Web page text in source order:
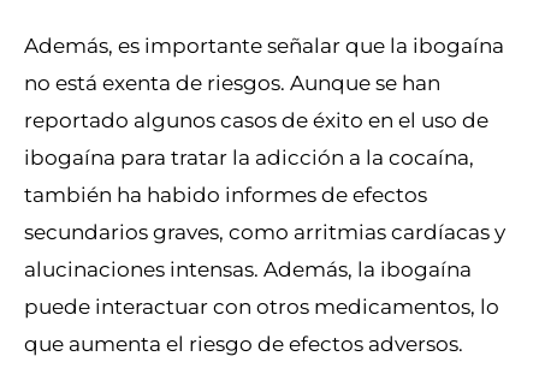
Además, es importante señalar que la ibogaína
no está exenta de riesgos. Aunque se han
reportado algunos casos de éxito en el uso de
ibogaína para tratar la adicción a la cocaína,
también ha habido informes de efectos
secundarios graves, como arritmias cardíacas y
alucinaciones intensas. Además, la ibogaína
puede interactuar con otros medicamentos, lo
que aumenta el riesgo de efectos adversos.